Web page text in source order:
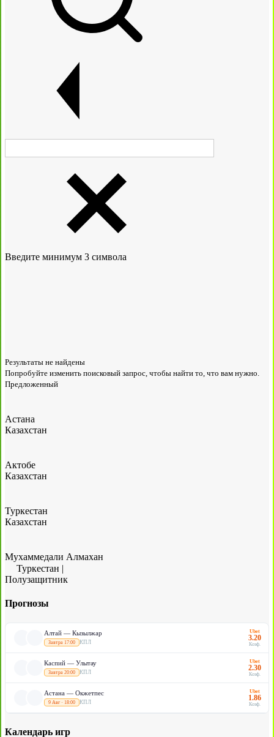
Введите минимум 3 символа
Результаты не найдены
Попробуйте изменить поисковый запрос, чтобы найти то, что вам нужно.
Предложенный
Астана
Казахстан
Актобе
Казахстан
Туркестан
Казахстан
Мухаммедали Алмахан
Туркестан |
Полузащитник
Прогнозы
Алтай — Кызылжар
Завтра 17:00 КПЛ
Ubet
3.20
Коэф.
Каспий — Улытау
Завтра 20:00 КПЛ
Ubet
2.30
Коэф.
Астана — Окжетпес
9 Авг · 18:00 КПЛ
Ubet
1.86
Коэф.
Календарь игр